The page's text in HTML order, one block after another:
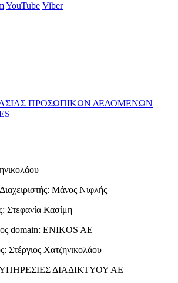
YouTube Viber
ΠΡΟΣΩΠΙΚΩΝ ΔΕΔΟΜΕΝΩΝ
Μάνος Νιφλής
Στεφανία Κασίμη
domain: ENIKOS AE
Στέργιος Χατζηνικολάου
ΔΙΑΔΙΚΤΥΟΥ ΑΕ